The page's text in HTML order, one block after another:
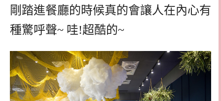
剛踏進餐廳的時候真的會讓人在內心有
種驚呼聲~ 哇!超酷的~